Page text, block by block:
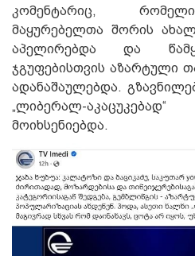
კომენტარიც,
მაყურებელთა შორის
აპელირებდა და
ჯგუფებისთვის აზარტული
ადანაშაულებდა.
„ლიბერალ-
მოიხსენიებდა.